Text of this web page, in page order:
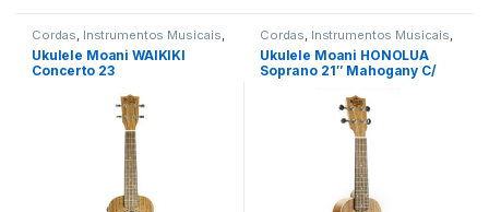
Cordas, Instrumentos Musicais,
Ukuleles
Ukulele Moani WAIKIKI
Concerto 23
Cordas, Instrumentos Musicais,
Ukuleles
Ukulele Moani HONOLUA
Soprano 21″ Mahogany C/